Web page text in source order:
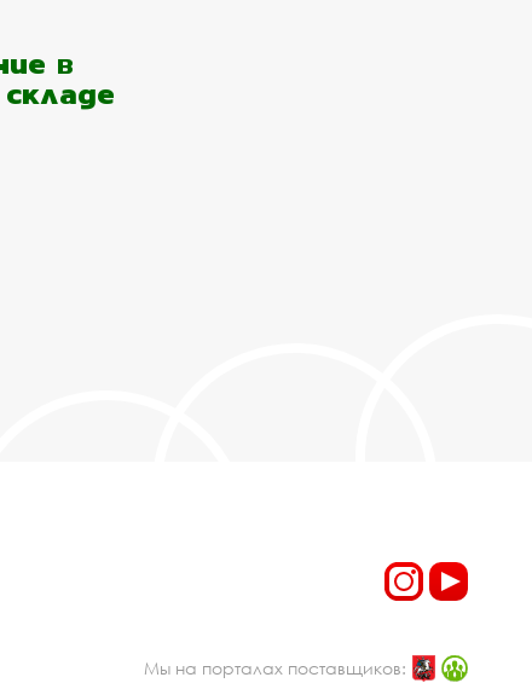
в
Мы на порталах поставщиков: